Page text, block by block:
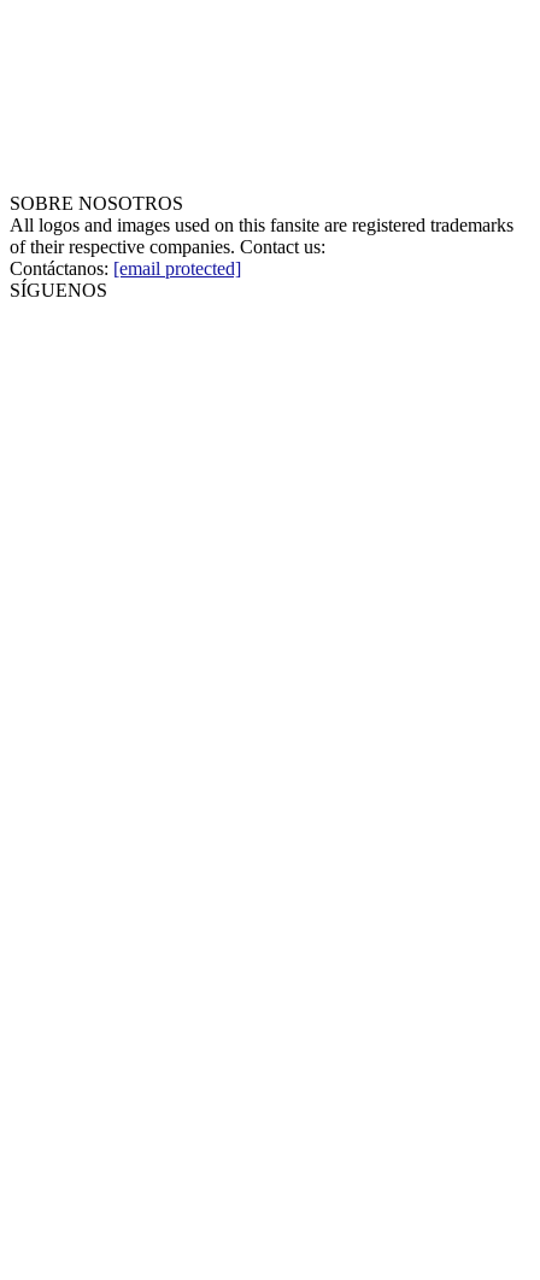
SOBRE NOSOTROS
All logos and images used on this fansite are registered trademarks
of their respective companies. Contact us:
Contáctanos: [email protected]
SÍGUENOS